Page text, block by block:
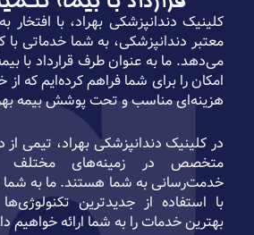
کلینیک دندانپزشکی بهراد، با افتخار
معتبر دندانپزشکی، به شما خدماتی با
می‌دهد. ما به عنوان طرف قرارداد با
امکان را برای شما فراهم کرده‌ایم که
هزینه‌ای مناسب و تحت پوشش بیمه
در کلینیک دندانپزشکی بهراد، تیمی
متخصص در زمینه‌های مختلف
خدمت‌رسانی به شما هستند. ما به
با استفاده از جدیدترین
بهترین خدمات را به شما ارائه خواهیم